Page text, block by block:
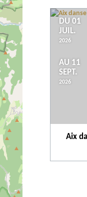
DU 01
JUIL.
2026
AU 11
SEPT.
2026
Aix